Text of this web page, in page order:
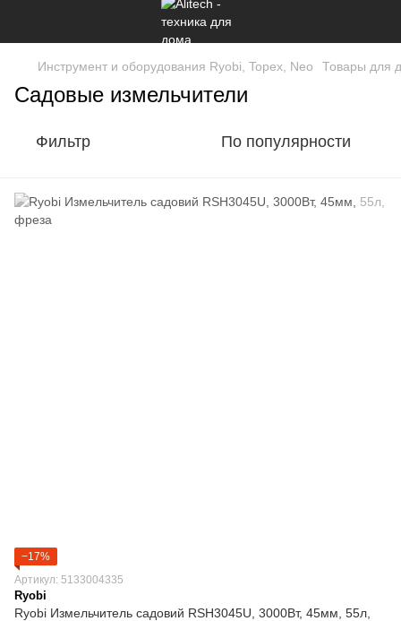
Инструмент и оборудования Ryobi, Topex, Neo Товары для
Садовые измельчители
Фильтр По популярности
−17%
Артикул: 5133004335
Ryobi
Ryobi Измельчитель садовий RSH3045U, 3000Вт, 45мм, 55л,